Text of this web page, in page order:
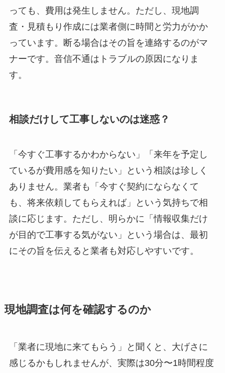
っても、費用は発生しません。ただし、現地調
査・見積もり作成には業者側に時間と労力がかか
っています。断る場合はその旨を連絡するのがマ
ナーです。音信不通はトラブルの原因になりま
す。
相談だけして工事しないのは迷惑？
「今すぐ工事するかわからない」「来年を予定し
ているが費用感を知りたい」という相談は珍しく
ありません。業者も「今すぐ契約にならなくて
も、将来依頼してもらえれば」という気持ちで相
談に応じます。ただし、明らかに「情報収集だけ
が目的で工事する気がない」という場合は、最初
にその旨を伝えると業者も対応しやすいです。
現地調査は何を確認するのか
「業者に現地に来てもらう」と聞くと、大げさに
感じるかもしれませんが、実際は30分〜1時間程度